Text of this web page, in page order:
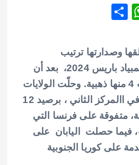
W
at
s
A
p
p
ar
e
وصدارتها ترتيب
الميداليات في ​أولمبياد باريس​ 2024، بعد أن
وحلّت الولايات
المتحدة الأميركية في االمركز الثاني ، برصيد 12
ذهبية، متفوقة على ​فرنسا​ التي
فيما حصلت ​اليابان على
على كوريا الجنوبية